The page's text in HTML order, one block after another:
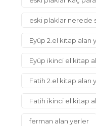
eski plaklar nerede
Eyüp 2.el kitap alan
Eyüp ikinci el kitap
Fatih 2.el kitap alan
Fatih ikinci el kitap
ferman alan yerler